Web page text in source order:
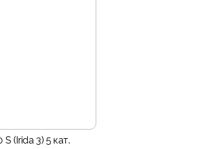
(Irida 3) 5 кат.